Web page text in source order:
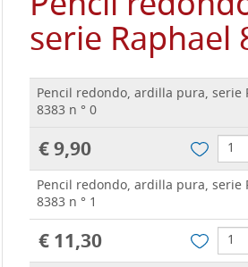
serie Raphael
Pencil redondo, ardilla pura, serie
8383 n ° 0
€ 9,90
Pencil redondo, ardilla pura, serie
8383 n ° 1
€ 11,30